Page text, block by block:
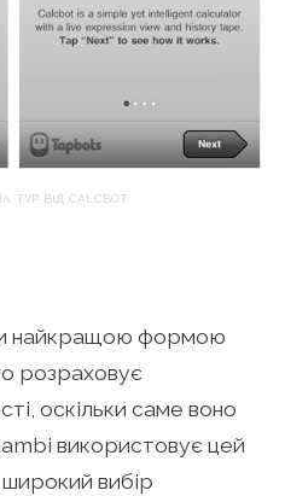
ВІД CALCBOT
найкращою формою
розраховує
оскільки саме воно
використовує цей
вибір